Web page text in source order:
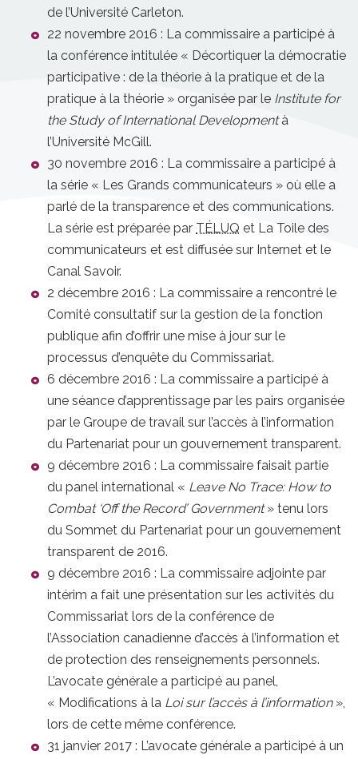
de l’Université Carleton.
22 novembre 2016 : La commissaire a participé à
la conférence intitulée « Décortiquer la démocratie
participative : de la théorie à la pratique et de la
pratique à la théorie » organisée par le Institute for
the Study of International Developmentà
l’Université McGill.
30 novembre 2016 : La commissaire a participé à
la série « Les Grands communicateurs » où elle a
parlé de la transparence et des communications.
La série est préparée par TÉLUQ et La Toile des
communicateurs et est diffusée sur Internet et le
Canal Savoir.
2 décembre 2016 : La commissaire a rencontré le
Comité consultatif sur la gestion de la fonction
publique afin d’offrir une mise à jour sur le
processus d’enquête du Commissariat.
6 décembre 2016 : La commissaire a participé à
une séance d’apprentissage par les pairs organisée
par le Groupe de travail sur l’accès à l’information
du Partenariat pour un gouvernement transparent.
9 décembre 2016 : La commissaire faisait partie
du panel international « Leave No Trace: How to
Combat ‘Off the Record’ Government» tenu lors
du Sommet du Partenariat pour un gouvernement
transparent de 2016.
9 décembre 2016 : La commissaire adjointe par
intérim a fait une présentation sur les activités du
Commissariat lors de la conférence de
l’Association canadienne d’accès à l’information et
de protection des renseignements personnels.
L’avocate générale a participé au panel,
« Modifications à la Loi sur l’accès à l’information»,
lors de cette même conférence.
31 janvier 2017 : L’avocate générale a participé à un